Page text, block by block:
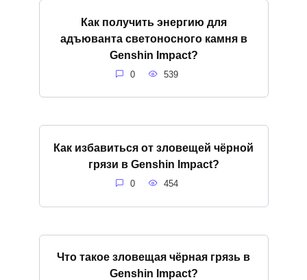
Как получить энергию для
адъюванта светоносного камня в
Genshin Impact?
0 539
Как избавиться от зловещей чёрной
грязи в Genshin Impact?
0 454
Что такое зловещая чёрная грязь в
Genshin Impact?